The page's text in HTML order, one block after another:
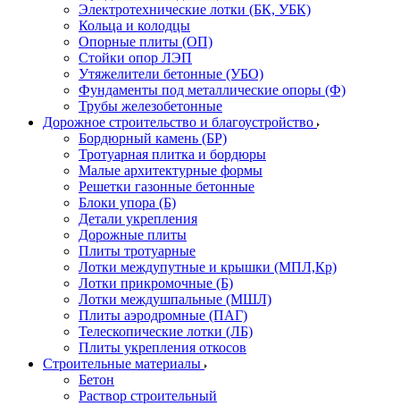
Электротехнические лотки (БК, УБК)
Кольца и колодцы
Опорные плиты (ОП)
Стойки опор ЛЭП
Утяжелители бетонные (УБО)
Фундаменты под металлические опоры (Ф)
Трубы железобетонные
Дорожное строительство и благоустройство
Бордюрный камень (БР)
Тротуарная плитка и бордюры
Малые архитектурные формы
Решетки газонные бетонные
Блоки упора (Б)
Детали укрепления
Дорожные плиты
Плиты тротуарные
Лотки междупутные и крышки (МПЛ,Кр)
Лотки прикромочные (Б)
Лотки междушпальные (МШЛ)
Плиты аэродромные (ПАГ)
Телескопические лотки (ЛБ)
Плиты укрепления откосов
Строительные материалы
Бетон
Раствор строительный